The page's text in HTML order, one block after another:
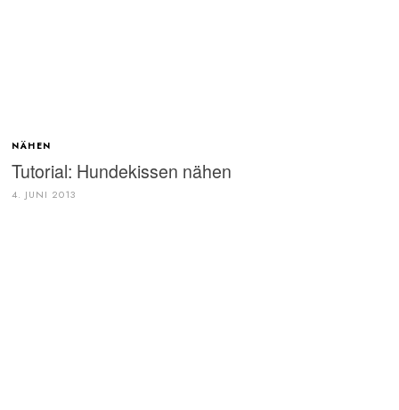
NÄHEN
Tutorial: Hundekissen nähen
4. JUNI 2013